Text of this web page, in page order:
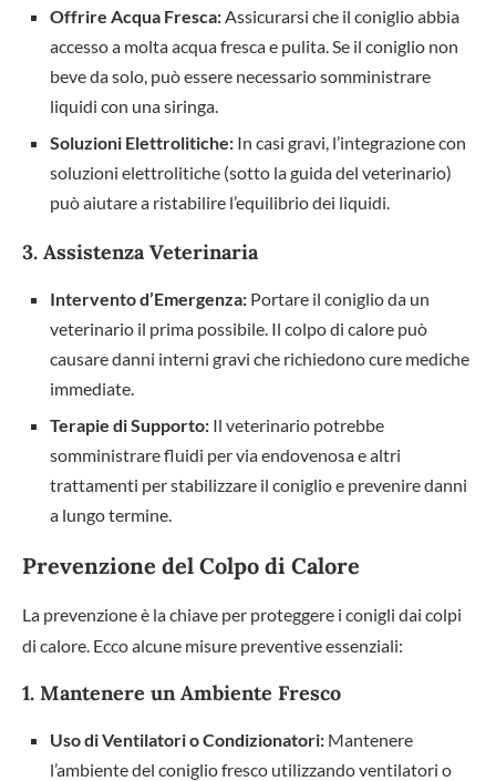
Offrire Acqua Fresca:Assicurarsi che il coniglio abbia
accesso a molta acqua fresca e pulita. Se il coniglio non
beve da solo, può essere necessario somministrare
liquidi con una siringa.
Soluzioni Elettrolitiche: In casi gravi, l’integrazione con
soluzioni elettrolitiche (sotto la guida del veterinario)
può aiutare a ristabilire l’equilibrio dei liquidi.
3. Assistenza Veterinaria
Intervento d’Emergenza: Portare il coniglio da un
veterinario il prima possibile. Il colpo di calore può
causare danni interni gravi che richiedono cure mediche
immediate.
Terapie di Supporto: Il veterinario potrebbe
somministrare fluidi per via endovenosa e altri
trattamenti per stabilizzare il coniglio e prevenire danni
a lungo termine.
Prevenzione del Colpo di Calore
La prevenzione è la chiave per proteggere i conigli dai colpi
di calore. Ecco alcune misure preventive essenziali:
1. Mantenere un Ambiente Fresco
Uso di Ventilatori o Condizionatori: Mantenere
l’ambiente del coniglio fresco utilizzando ventilatori o